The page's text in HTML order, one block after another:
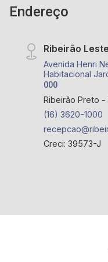
Endereço
Ribeirão Leste
Avenida Henri
Habitacional
000
Ribeirão Preto -
(16) 3620-1000
Creci: 39573-J